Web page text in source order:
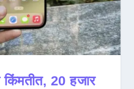
20 हजार